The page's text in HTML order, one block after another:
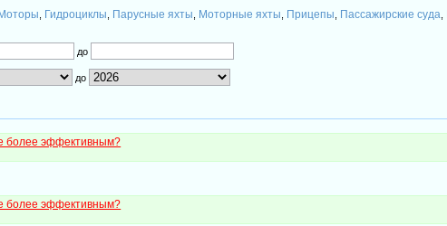
Моторы Гидроциклы Парусные яхты Моторные яхты Прицепы Пассажирские суда
до
до
более эффективным?
более эффективным?